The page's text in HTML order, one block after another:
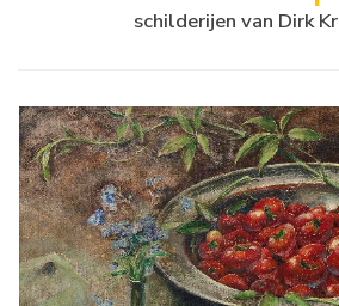
schilderijen van Dirk